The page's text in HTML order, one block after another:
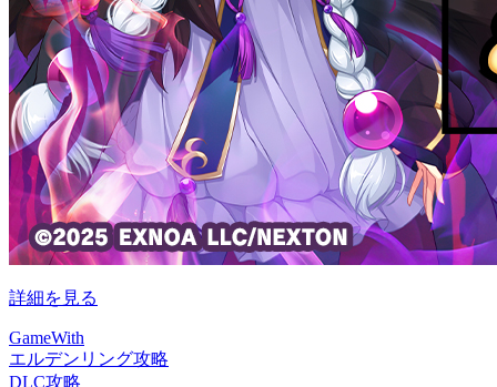
詳細を見る
GameWith
エルデンリング攻略
DLC攻略